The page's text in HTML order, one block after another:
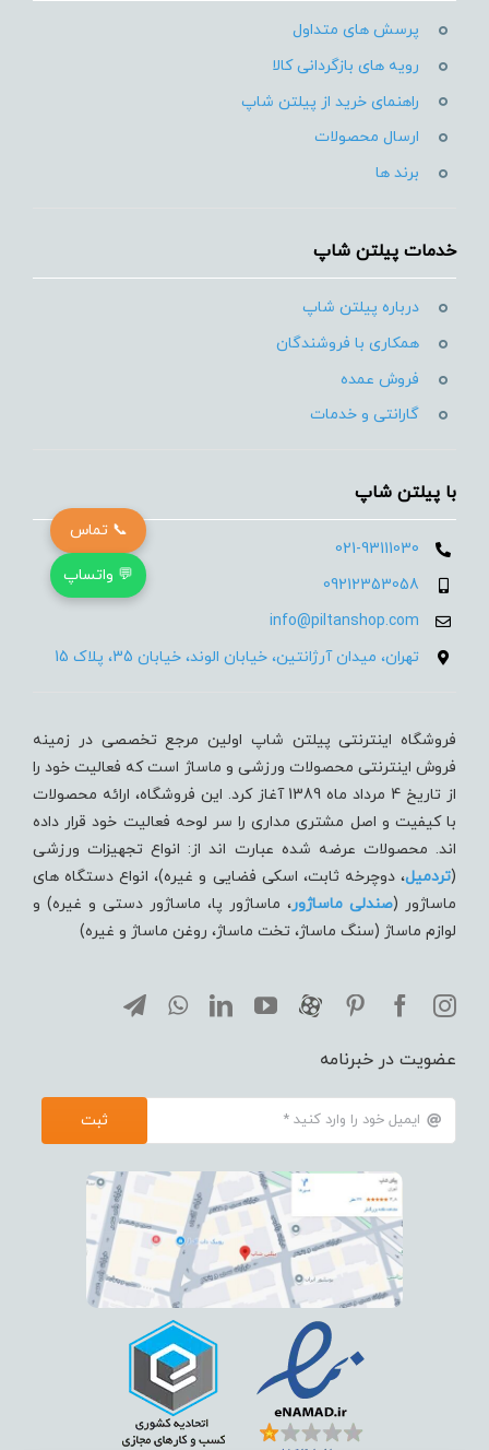
پرسش های متداول
رویه های بازگردانی کالا
راهنمای خرید از پیلتن شاپ
ارسال محصولات
برند ها
خدمات پیلتن شاپ
درباره پیلتن شاپ
همکاری با فروشندگان
فروش عمده
گارانتی و خدمات
با پیلتن شاپ
021-93111030
09212353058
info@piltanshop.com
تهران، میدان آرژانتین، خیابان الوند، خیابان 35، پلاک 15
فروشگاه اینترنتی پیلتن شاپ اولین مرجع تخصصی در زمینه
فروش اینترنتی محصولات ورزشی و ماساژ است که فعالیت خود را
از تاریخ 4 مرداد ماه 1389 آغاز کرد. این فروشگاه، ارائه محصولات
با کیفیت و اصل مشتری مداری را سر لوحه فعالیت خود قرار داده
اند. محصولات عرضه شده عبارت اند از: انواع تجهیزات ورزشی
(تردميل، دوچرخه ثابت، اسکی فضایی و غیره)، انواع دستگاه های
ماساژور (صندلی ماساژور، ماساژور پا، ماساژور دستی و غیره) و
لوازم ماساژ (سنگ ماساژ، تخت ماساژ، روغن ماساژ و غیره)
عضویت در خبرنامه
ثبت
📞 تماس
💬 واتساپ